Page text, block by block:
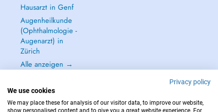
Hausarzt in Genf
Augenheilkunde
(Ophthalmologie -
Augenarzt) in
Zürich
Alle anzeigen →
Privacy policy
We use cookies
We may place these for analysis of our visitor data, to improve our website,
show personalised content and to give you a great website experience. For